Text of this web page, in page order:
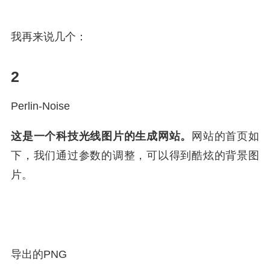
我再来说几个：
2
Perlin-Noise
这是一个科技光线图片的生成网站。
网站的首页如
下，我们通过参数的调整，可以得到酷炫的背景图
片。
导出的PNG